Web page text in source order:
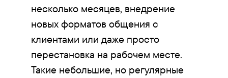
несколько месяцев, внедрение
новых форматов общения с
клиентами или даже просто
перестановка на рабочем месте.
Такие небольшие, но регулярные